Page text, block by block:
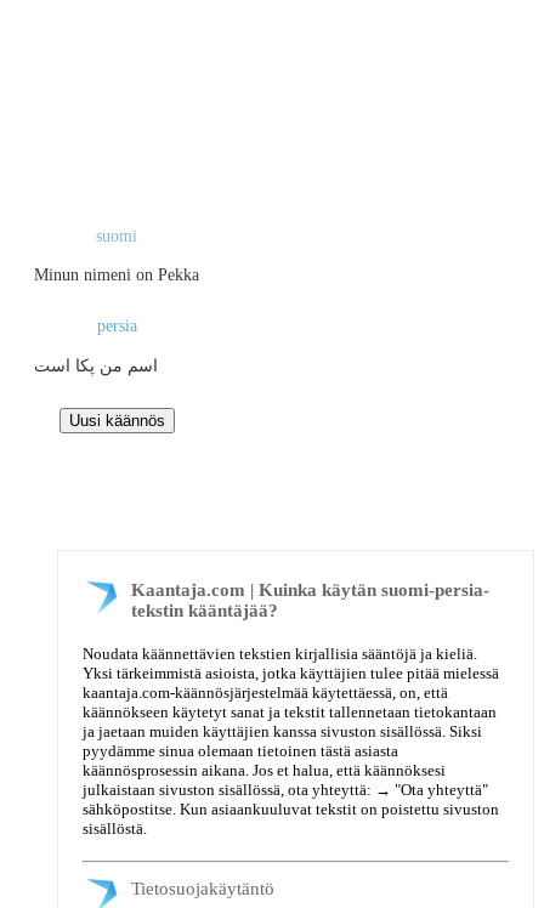
suomi
Minun nimeni on Pekka
persia
اسم من پکا است
Kaantaja.com | Kuinka käytän suomi-persia-
tekstin kääntäjää?
Noudata käännettävien tekstien kirjallisia sääntöjä ja kieliä.
Yksi tärkeimmistä asioista, jotka käyttäjien tulee pitää mielessä
kaantaja.com-käännösjärjestelmää käytettäessä, on, että
käännökseen käytetyt sanat ja tekstit tallennetaan tietokantaan
ja jaetaan muiden käyttäjien kanssa sivuston sisällössä. Siksi
pyydämme sinua olemaan tietoinen tästä asiasta
käännösprosessin aikana. Jos et halua, että käännöksesi
julkaistaan sivuston sisällössä, ota yhteyttä: → "Ota yhteyttä"
sähköpostitse. Kun asiaankuuluvat tekstit on poistettu sivuston
sisällöstä.
Tietosuojakäytäntö